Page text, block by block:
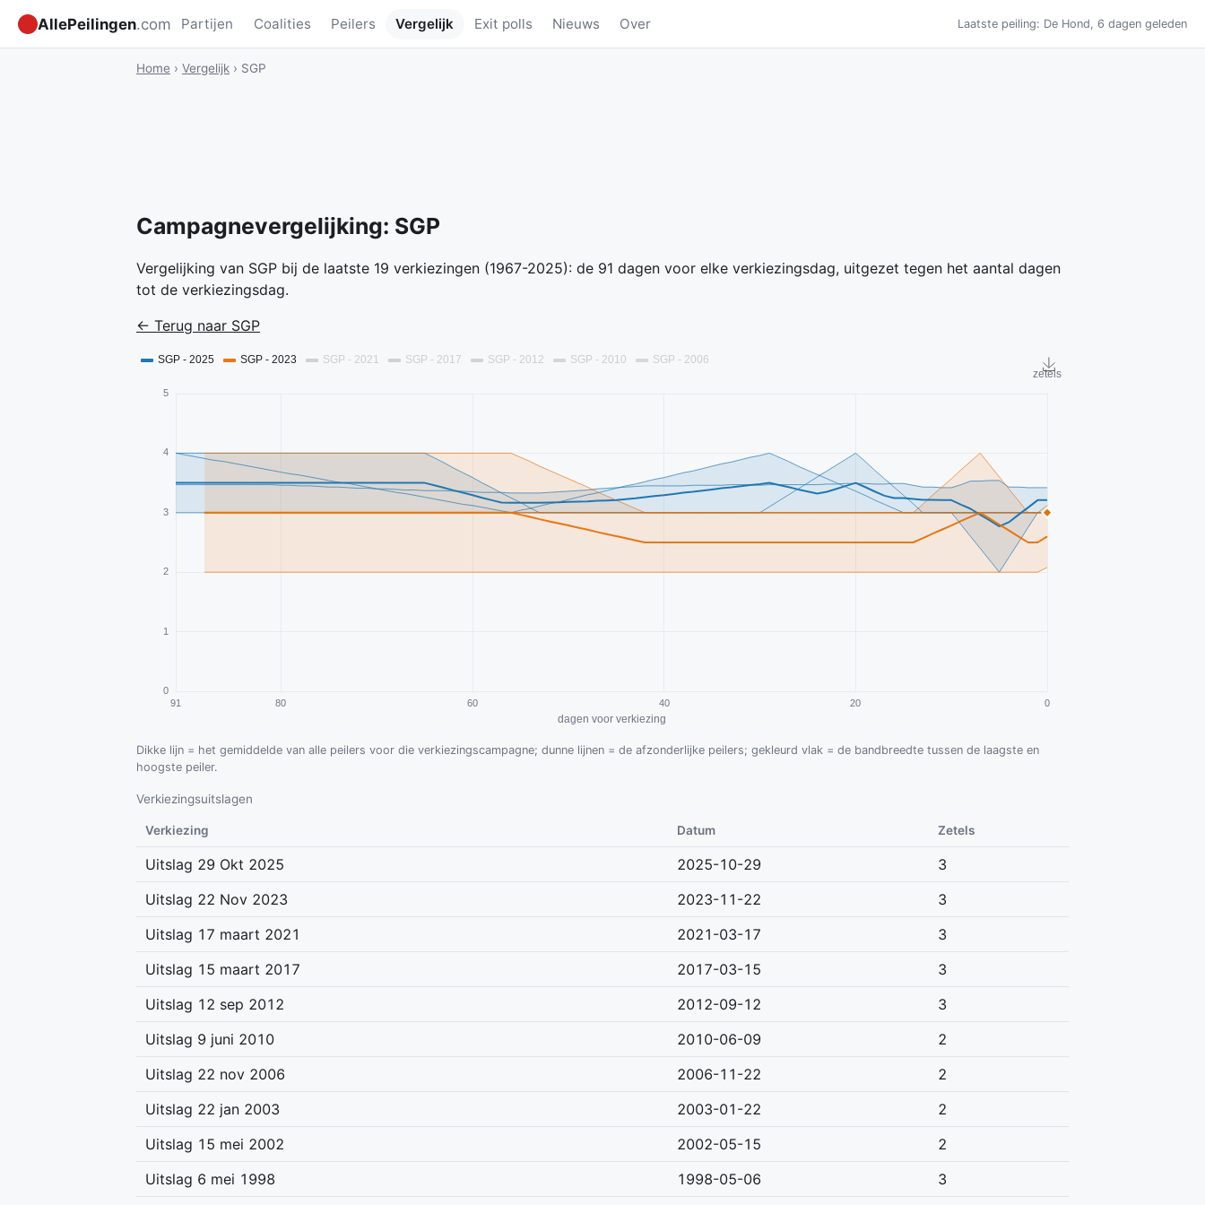
AllePeilingen.com Partijen Coalities Peilers Vergelijk Exit polls Nieuws Over Laatste peiling: De Hond, 6 dagen geleden
Home › Vergelijk › SGP
Campagnevergelijking: SGP
Vergelijking van SGP bij de laatste 19 verkiezingen (1967-2025): de 91 dagen voor elke verkiezingsdag, uitgezet tegen het aantal dagen
tot de verkiezingsdag.
← Terug naar SGP
Dikke lijn = het gemiddelde van alle peilers voor die verkiezingscampagne; dunne lijnen = de afzonderlijke peilers; gekleurd vlak = de bandbreedte tussen de laagste en
hoogste peiler.
Verkiezingsuitslagen
Verkiezing Datum Zetels
Uitslag 29 Okt 2025 2025-10-29
3
Uitslag 22 Nov 2023
2023-11-22
3
Uitslag 17 maart 2021
2021-03-17
3
Uitslag 15 maart 2017
2017-03-15
3
Uitslag 12 sep 2012
2012-09-12
3
Uitslag 9 juni 2010
2010-06-09
2
Uitslag 22 nov 2006
2006-11-22
2
Uitslag 22 jan 2003
2003-01-22
2
Uitslag 15 mei 2002
2002-05-15
2
Uitslag 6 mei 1998
1998-05-06
3